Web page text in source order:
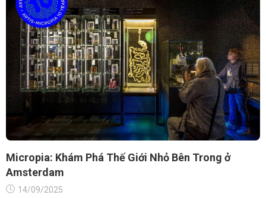
Micropia: Khám Phá Thế Giới Nhỏ Bên Trong ở
Amsterdam
14/09/2025